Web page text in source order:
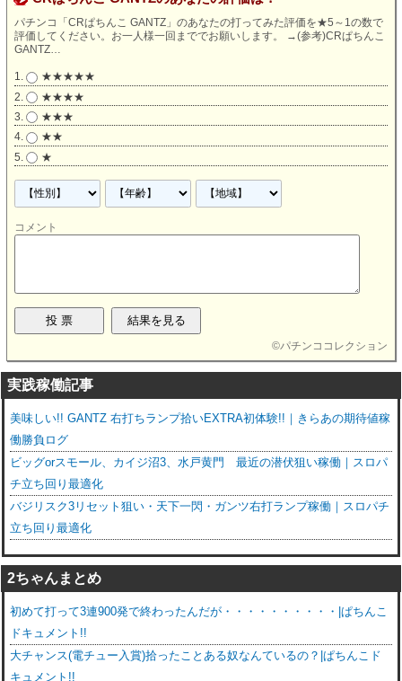
パチンコ「CRぱちんこ GANTZ」のあなたの打ってみた評価を★5～1の数で
評価してください。お一人様一回まででお願いします。
→(参考)CRぱちんこ
GANTZ…
★★★★★
★★★★
★★★
★★
★
コメント
©パチンココレクション
実践稼働記事
美味しい!! GANTZ 右打ちランプ拾いEXTRA初体験!!｜きらあの期待値稼
働勝負ログ
ビッグorスモール、カイジ沼3、水戸黄門 最近の潜伏狙い稼働｜スロパ
チ立ち回り最適化
バジリスク3リセット狙い・天下一閃・ガンツ右打ランプ稼働｜スロパチ
立ち回り最適化
2ちゃんまとめ
初めて打って3連900発で終わったんだが・・・・・・・・・・|ぱちんこ
ドキュメント!!
大チャンス(電チュー入賞)拾ったことある奴なんているの？|ぱちんこド
キュメント!!